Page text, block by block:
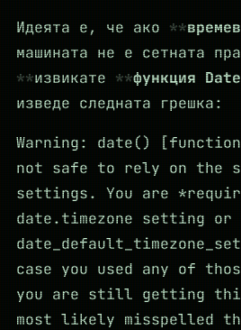
Идеята е, че ако
машината не е сетната
извикате
функция
изведе следната грешка:
Warning: date()
not safe to rely on the
settings. You are
date.timezone setting or
case you used any of
you are still getting
most likely misspelled